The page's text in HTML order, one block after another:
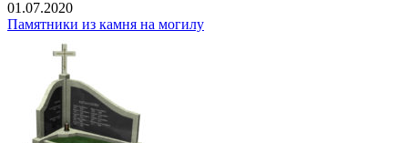
01.07.2020
Памятники из камня на могилу